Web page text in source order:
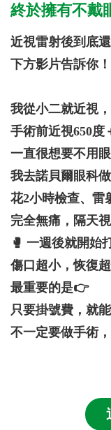
終於擁有不戴
近視雷射後到底
下方影片告訴你！
我從小二就近視
手術前近視650度
一直很想要不用
我去諾貝爾眼科做
花2小時檢查、雷
完全無痛，隔天
🥊 一週後就開始
傷口超小，恢復超
最重要的是👉
只要掛號費，就
不一定要做手術